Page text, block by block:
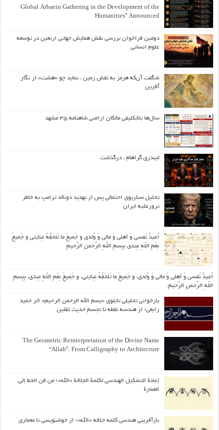
Global Arbaein Gathering in the Development of the
Humanities” Announced
دومین فراخوان بررسی نقش همایش جهانی اربعین در توسعه
علوم انسانی
شگفت آن‌که هرمز به نقش زمین ، نماید چو «هشت» از نگار
آفرین
سال‌ها بلاتکلیفی مالکان اراضی شاهنامه ۳۵ مشهد
لیندزی گراهام ، درگذشت
تحلیل سناریوی احتمالی پس از تهدید دونالد ترامپ به خاطر
ترورعلیه ایران
اُعیذُ نَفسی وَ أهلی وَ مالی وَ وُلدی و جَمیعَ ما تَلحَقُهُ عِنایتی و جَمیعَ
نِعَمِ اللّهِ عِندی بِبِسمِ اللّهِ الرَّحمنِ الرَّحیمِ
اُعیذُ نَفسی وَ أهلی وَ مالی وَ وُلدی، و جَمیعَ ما تَلحَقُهُ عِنایتی، و جَمیعَ نِعَمِ اللّهِ عِندی، بِبِسمِ
اللّهِ الرَّحمنِ الرَّحیمِ.
بازخوانی تحلیلی تابلوی «بسم الله الرحمن الرحیم» اثر حمید
رابعی؛ از هندسه نقطه تا تجسم حدیث ثقلین
The Geometric Reinterpretation of the Divine Name
“Allah”: From Calligraphy to Architecture
إعادة التشكيل الهندسي لكلمة الجلالة «الله»؛ من فن الخط إلى
العمارة
بازآفرینی هندسی کلمه جلاله «الله»؛ از خوشنویسی تا معماری